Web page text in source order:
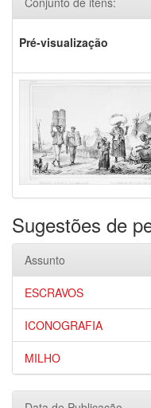
Pré-visualização
Sugestões de
Assunto
ESCRAVOS
ICONOGRAFIA
MILHO